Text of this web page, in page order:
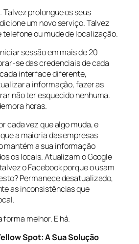
Talvez prolongue os seus
um novo serviço. Talvez
telefone ou mude de localização.
sessão em mais de 20
se das credenciais de cada
interface diferente,
a informação, fazer as
não ter esquecido nenhuma.
horas.
cada vez que algo muda, e
a maioria das empresas
mantém a sua informação
os locais. Atualizam o Google
o Facebook porque o usam
Permanece desatualizado,
as inconsistências que
forma melhor. E há.
Spot: A Sua Solução